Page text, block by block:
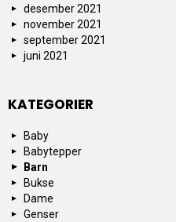
desember 2021
november 2021
september 2021
juni 2021
KATEGORIER
Baby
Babytepper
Barn
Bukse
Dame
Genser